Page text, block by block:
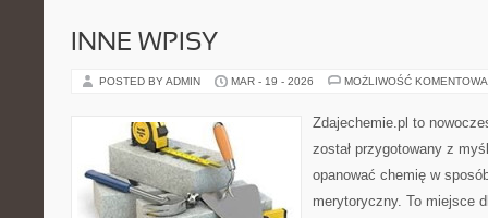
INNE WPISY
POSTED BY ADMIN MAR - 19 - 2026 MOŻLIWOŚĆ
Zdajechemie.pl to
został przygotowany z
opanować chemię w
merytoryczny. To miejsce